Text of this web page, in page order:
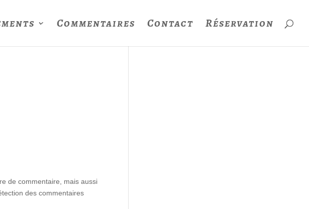
Commentaires Contact Réservation
de commentaire, mais aussi
des commentaires